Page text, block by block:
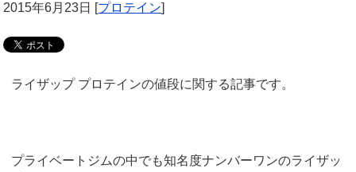
2015年6月23日 [プロテイン]
ライザップ プロテインの値段に関する記事です。
プライベートジムの中でも知名度ナンバーワンのライザッ